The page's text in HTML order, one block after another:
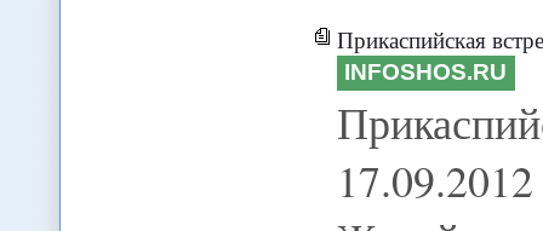
Прикаспийская встреча
INFOSHOS.RU